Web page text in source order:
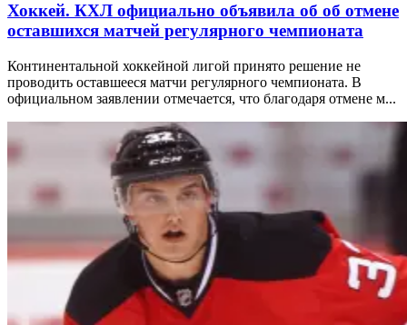
Хоккей. КХЛ официально объявила об об отмене
оставшихся матчей регулярного чемпионата
Континентальной хоккейной лигой принято решение не
проводить оставшееся матчи регулярного чемпионата. В
официальном заявлении отмечается, что благодаря отмене м...